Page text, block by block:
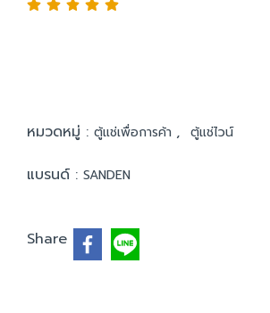
หมวดหมู่ : ตู้แช่เพื่อการค้า , ตู้แช่ไวน์
แบรนด์ : SANDEN
Share